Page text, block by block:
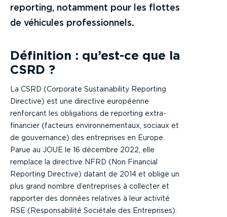
reporting, notamment pour les flottes
de véhicules professionnels.
Définition : qu’est-ce que la
CSRD ?
La CSRD (Corporate Sustainability Reporting
Directive) est une directive européenne
renforçant les obligations de reporting extra-
financier (facteurs environnementaux, sociaux et
de gouvernance) des entreprises en Europe.
Parue au JOUE le 16 décembre 2022, elle
remplace la directive NFRD (Non Financial
Reporting Directive) datant de 2014 et oblige un
plus grand nombre d’entreprises à collecter et
rapporter des données relatives à leur activité
RSE (Responsabilité Sociétale des Entreprises).